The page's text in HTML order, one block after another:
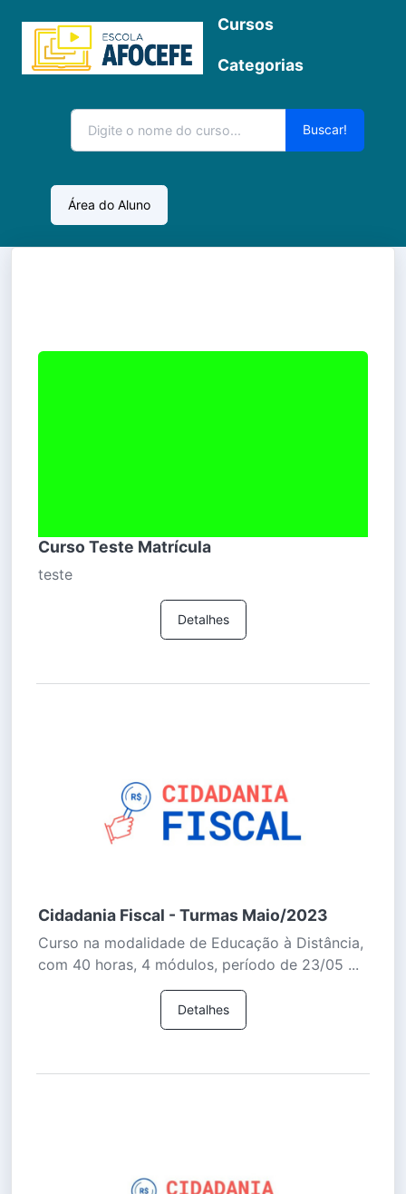
Cursos
Categorias
Buscar!
Área do Aluno
Curso Teste Matrícula
teste
Detalhes
Cidadania Fiscal - Turmas Maio/2023
Curso na modalidade de Educação à Distância,
com 40 horas, 4 módulos, período de 23/05 ...
Detalhes